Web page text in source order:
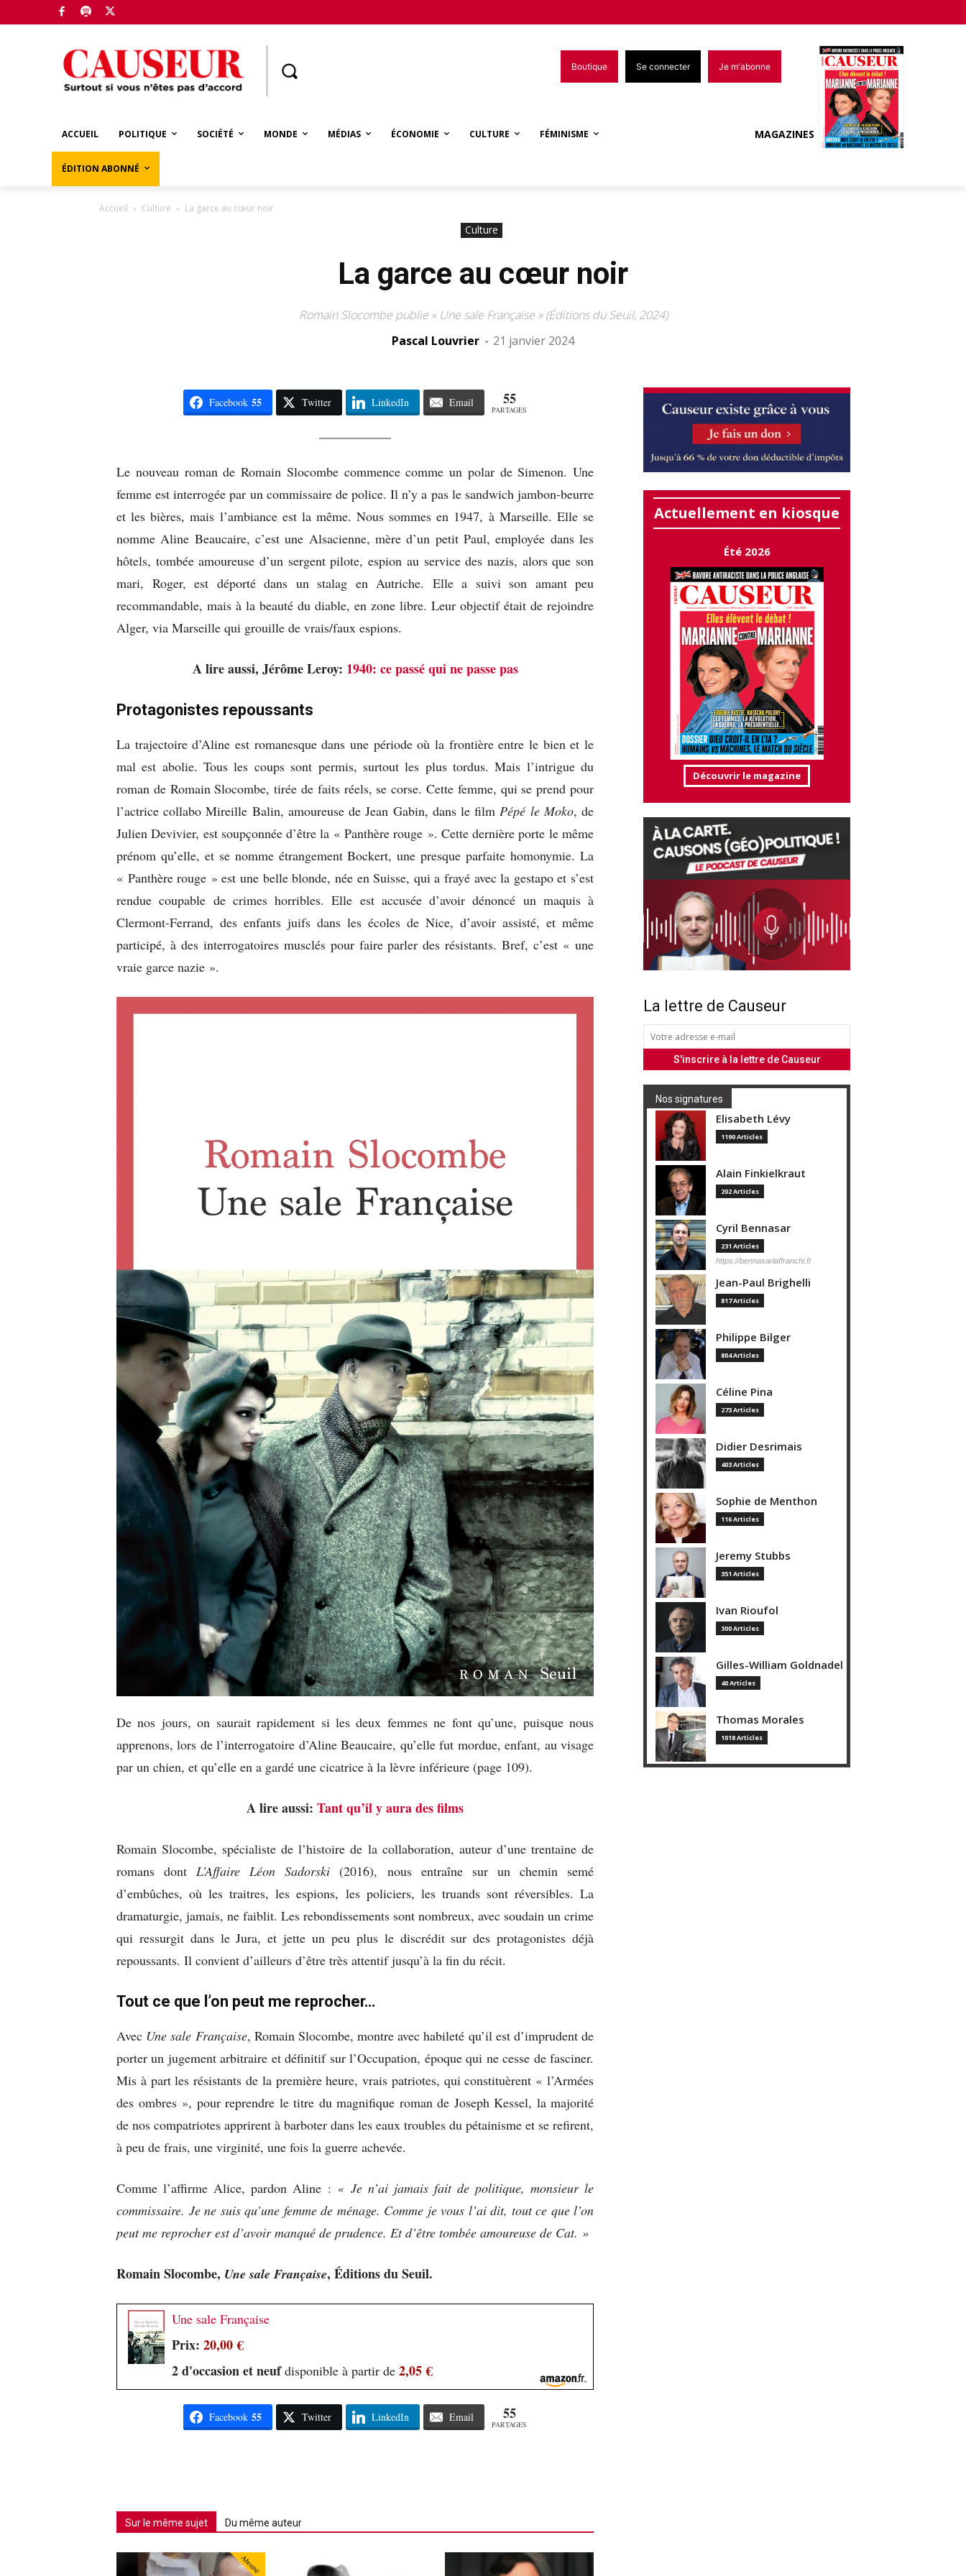
Boutique Se connecter Je m'abonne
ACCUEIL POLITIQUE SOCIÉTÉ MONDE MÉDIAS ÉCONOMIE CULTURE FÉMINISME
ÉDITION ABONNÉ
MAGAZINES
Accueil Culture La garce au cœur noir
Culture
La garce au cœur noir
Romain Slocombe publie « Une sale Française » (Éditions du Seuil, 2024)
Pascal Louvrier - 21 janvier 2024
Facebook 55 Twitter LinkedIn Email 55
PARTAGES
Le nouveau roman de Romain Slocombe commence comme un polar de Simenon. Une
femme est interrogée par un commissaire de police. Il n’y a pas le sandwich jambon-beurre
et les bières, mais l’ambiance est la même. Nous sommes en 1947, à Marseille. Elle se
nomme Aline Beaucaire, c’est une Alsacienne, mère d’un petit Paul, employée dans les
hôtels, tombée amoureuse d’un sergent pilote, espion au service des nazis, alors que son
mari, Roger, est déporté dans un stalag en Autriche. Elle a suivi son amant peu
recommandable, mais à la beauté du diable, en zone libre. Leur objectif était de rejoindre
Alger, via Marseille qui grouille de vrais/faux espions.
A lire aussi, Jérôme Leroy: 1940: ce passé qui ne passe pas
Protagonistes repoussants
La trajectoire d’Aline est romanesque dans une période où la frontière entre le bien et le
mal est abolie. Tous les coups sont permis, surtout les plus tordus. Mais l’intrigue du
roman de Romain Slocombe, tirée de faits réels, se corse. Cette femme, qui se prend pour
l’actrice collabo Mireille Balin, amoureuse de Jean Gabin, dans le filmPépé le Moko, de
Julien Devivier, est soupçonnée d’être la « Panthère rouge ». Cette dernière porte le même
prénom qu’elle, et se nomme étrangement Bockert, une presque parfaite homonymie. La
« Panthère rouge » est une belle blonde, née en Suisse, qui a frayé avec la gestapo et s’est
rendue coupable de crimes horribles. Elle est accusée d’avoir dénoncé un maquis à
Clermont-Ferrand, des enfants juifs dans les écoles de Nice, d’avoir assisté, et même
participé, à des interrogatoires musclés pour faire parler des résistants. Bref, c’est « une
vraie garce nazie ».
De nos jours, on saurait rapidement si les deux femmes ne font qu’une, puisque nous
apprenons, lors de l’interrogatoire d’Aline Beaucaire, qu’elle fut mordue, enfant, au visage
par un chien, et qu’elle en a gardé une cicatrice à la lèvre inférieure (page 109).
A lire aussi: Tant qu’il y aura des films
Romain Slocombe, spécialiste de l’histoire de la collaboration, auteur d’une trentaine de
romans dont L’Affaire Léon Sadorski (2016), nous entraîne sur un chemin semé
d’embûches, où les traitres, les espions, les policiers, les truands sont réversibles. La
dramaturgie, jamais, ne faiblit. Les rebondissements sont nombreux, avec soudain un crime
qui ressurgit dans le Jura, et jette un peu plus le discrédit sur des protagonistes déjà
repoussants. Il convient d’ailleurs d’être très attentif jusqu’à la fin du récit.
Tout ce que l’on peut me reprocher…
Avec Une sale Française, Romain Slocombe, montre avec habileté qu’il est d’imprudent de
porter un jugement arbitraire et définitif sur l’Occupation, époque qui ne cesse de fasciner.
Mis à part les résistants de la première heure, vrais patriotes, qui constituèrent « l’Armées
des ombres », pour reprendre le titre du magnifique roman de Joseph Kessel, la majorité
de nos compatriotes apprirent à barboter dans les eaux troubles du pétainisme et se refirent,
à peu de frais, une virginité, une fois la guerre achevée.
Comme l’affirme Alice, pardon Aline : « Je n’ai jamais fait de politique, monsieur le
commissaire. Je ne suis qu’une femme de ménage. Comme je vous l’ai dit, tout ce que l’on
peut me reprocher est d’avoir manqué de prudence. Et d’être tombée amoureuse de Cat. »
Romain Slocombe, Une sale Française, Éditions du Seuil.
Une sale Française
Prix: 20,00 €
2 d'occasion et neufdisponible à partir de 2,05 €
Facebook 55 Twitter LinkedIn Email 55
PARTAGES
Sur le même sujet Du même auteur
Abonné
Actuellement en kiosque
Été 2026
Découvrir le magazine
La lettre de Causeur
Nos signatures
Elisabeth Lévy
1190 Articles
Alain Finkielkraut
202 Articles
Cyril Bennasar
231 Articles
https://bennasarlaffranchi.fr
Jean-Paul Brighelli
817 Articles
Philippe Bilger
804 Articles
Céline Pina
273 Articles
Didier Desrimais
403 Articles
Sophie de Menthon
116 Articles
Jeremy Stubbs
351 Articles
Ivan Rioufol
300 Articles
Gilles-William Goldnadel
40 Articles
Thomas Morales
1018 Articles